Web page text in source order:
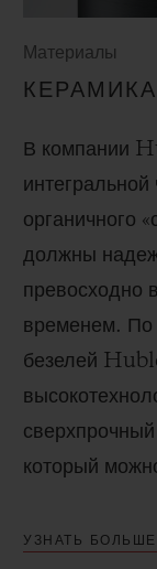
Материалы
КЕРАМИКА
В компании
органичного
должны
превосходно
временем. По
безелей
который
УЗНАТЬ БОЛЬШЕ